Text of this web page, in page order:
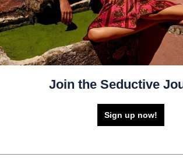
Join the Seductive
Sign up now!